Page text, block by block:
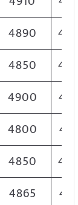
4890
4850
4900
4800
4850
4865